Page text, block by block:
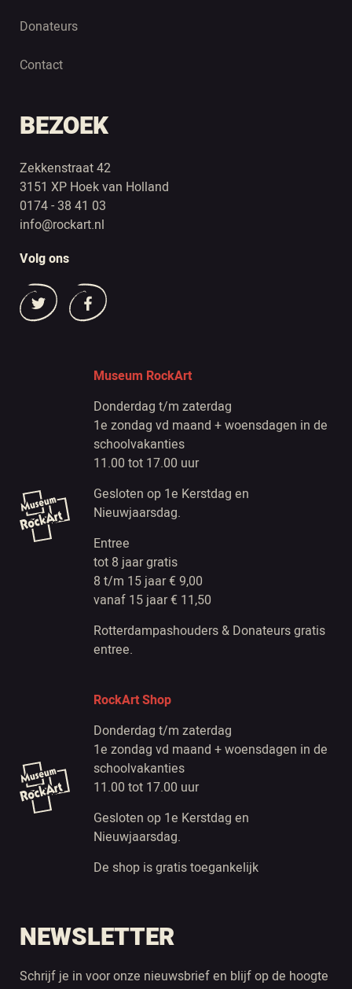
Donateurs
Contact
BEZOEK
Zekkenstraat 42
3151 XP Hoek van Holland
0174 - 38 41 03
info@rockart.nl
Volg ons
Museum RockArt
Donderdag t/m zaterdag
1e zondag vd maand + woensdagen in de
schoolvakanties
11.00 tot 17.00 uur
Gesloten op 1e Kerstdag en
Nieuwjaarsdag.
Entree
tot 8 jaar gratis
8 t/m 15 jaar € 9,00
vanaf 15 jaar € 11,50
Rotterdampashouders & Donateurs gratis
entree.
RockArt Shop
Donderdag t/m zaterdag
1e zondag vd maand + woensdagen in de
schoolvakanties
11.00 tot 17.00 uur
Gesloten op 1e Kerstdag en
Nieuwjaarsdag.
De shop is gratis toegankelijk
NEWSLETTER
Schrijf je in voor onze nieuwsbrief en blijf op de hoogte